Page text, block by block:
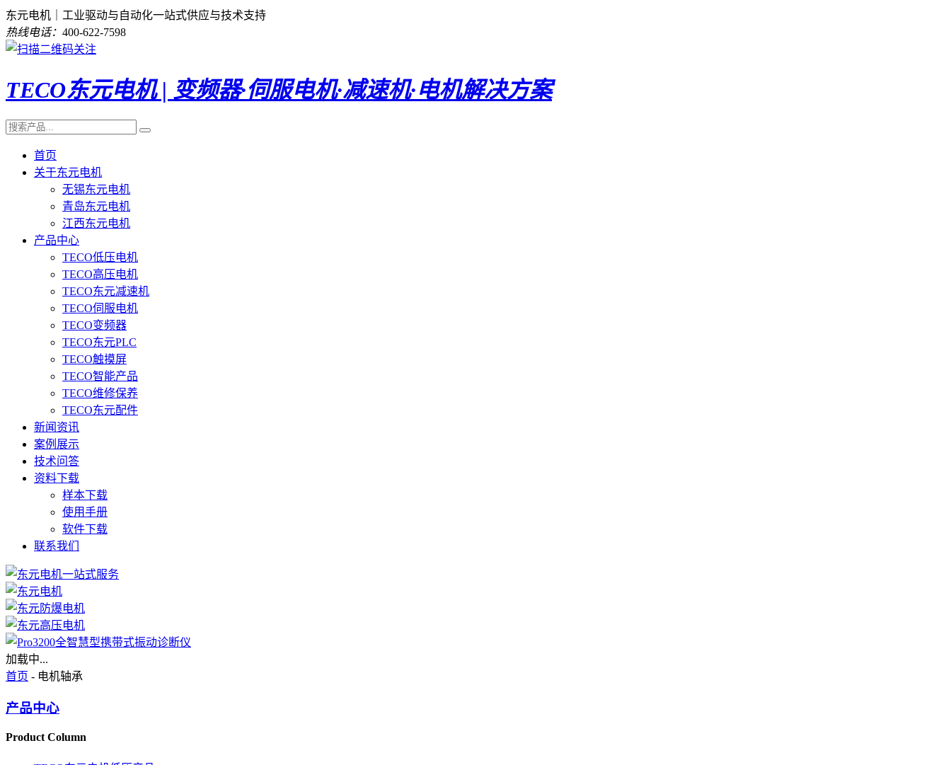
东元电机｜工业驱动与自动化一站式供应与技术支持
热线电话： 400-622-7598
TECO东元电机 | 变频器·伺服电机·减速机·电机解决方案
首页
关于东元电机
无锡东元电机
青岛东元电机
江西东元电机
产品中心
TECO低压电机
TECO高压电机
TECO东元减速机
TECO伺服电机
TECO变频器
TECO东元PLC
TECO触摸屏
TECO智能产品
TECO维修保养
TECO东元配件
新闻资讯
案例展示
技术问答
资料下载
样本下载
使用手册
软件下载
联系我们
加载中...
首页 - 电机轴承
产品中心
Product Column